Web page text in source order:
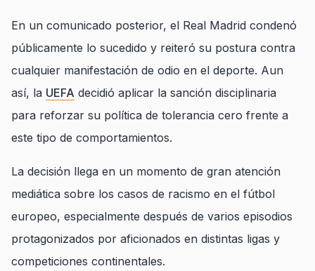
En un comunicado posterior, el Real Madrid condenó
públicamente lo sucedido y reiteró su postura contra
cualquier manifestación de odio en el deporte. Aun
así, la UEFA decidió aplicar la sanción disciplinaria
para reforzar su política de tolerancia cero frente a
este tipo de comportamientos.
La decisión llega en un momento de gran atención
mediática sobre los casos de racismo en el fútbol
europeo, especialmente después de varios episodios
protagonizados por aficionados en distintas ligas y
competiciones continentales.